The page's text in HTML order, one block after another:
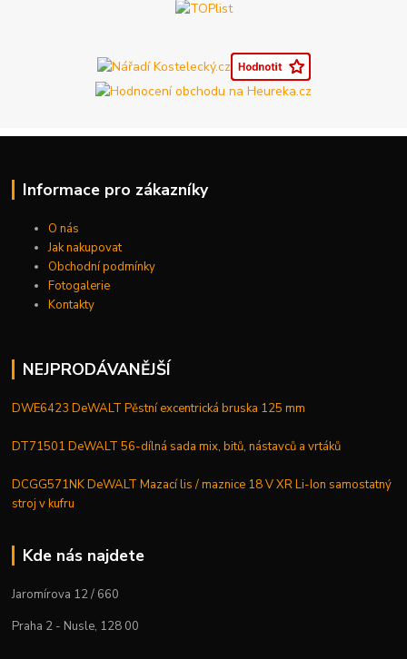
Informace pro zákazníky
O nás
Jak nakupovat
Obchodní podmínky
Fotogalerie
Kontakty
NEJPRODÁVANĚJŠÍ
DWE6423 DeWALT Pěstní excentrická bruska 125 mm
DT71501 DeWALT 56-dílná sada mix, bitů, nástavců a vrtáků
DCGG571NK DeWALT Mazací lis / maznice 18 V XR Li-Ion samostatný
stroj v kufru
Kde nás najdete
Jaromírova 12 / 660
Praha 2 - Nusle, 128 00